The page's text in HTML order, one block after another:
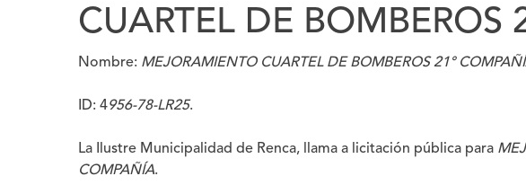
CUARTEL DE BOMBEROS
Nombre: MEJORAMIENTO CUARTEL DE BOMBEROS 21°
ID: 4956-78-LR25.
La Ilustre Municipalidad de Renca, llama a licitación pública para
COMPAÑÍA.